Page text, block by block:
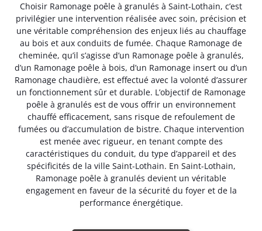
Choisir Ramonage poêle à granulés à Saint-Lothain, c’est
privilégier une intervention réalisée avec soin, précision et
une véritable compréhension des enjeux liés au chauffage
au bois et aux conduits de fumée. Chaque Ramonage de
cheminée, qu’il s’agisse d’un Ramonage poêle à granulés,
d’un Ramonage poêle à bois, d’un Ramonage insert ou d’un
Ramonage chaudière, est effectué avec la volonté d’assurer
un fonctionnement sûr et durable. L’objectif de Ramonage
poêle à granulés est de vous offrir un environnement
chauffé efficacement, sans risque de refoulement de
fumées ou d’accumulation de bistre. Chaque intervention
est menée avec rigueur, en tenant compte des
caractéristiques du conduit, du type d’appareil et des
spécificités de la ville Saint-Lothain. En Saint-Lothain,
Ramonage poêle à granulés devient un véritable
engagement en faveur de la sécurité du foyer et de la
performance énergétique.